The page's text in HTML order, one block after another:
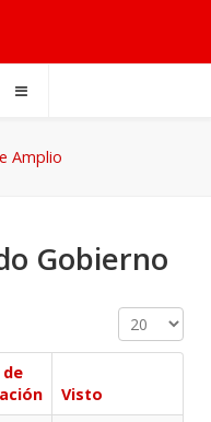
Amplio
Gobierno
Cantidad a
de
Visto